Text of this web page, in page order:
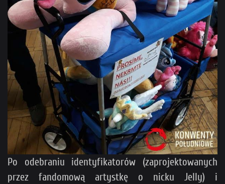
Po odebraniu identyfikatorów (zaprojektowanych
przez fandomową artystkę o nicku Jelly) i